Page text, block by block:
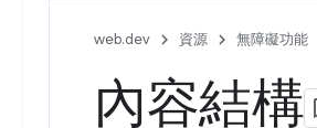
web.dev 資源 無障礙功能
內容結構